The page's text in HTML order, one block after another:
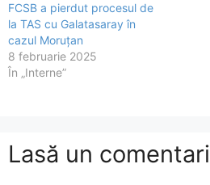
FCSB a pierdut procesul de
la TAS cu Galatasaray în
cazul Moruțan
8 februarie 2025
În „Interne”
Lasă un